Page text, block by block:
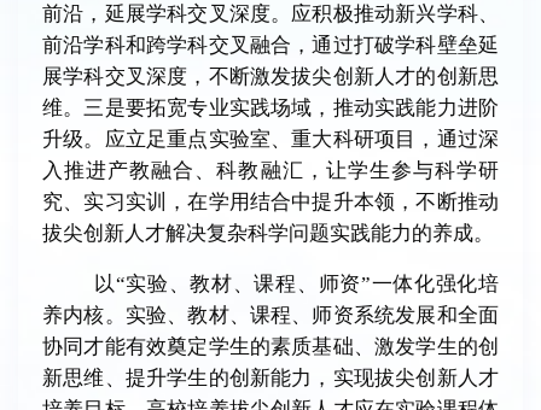
前沿，延展学科交叉深度。应积极推动新兴学科、
前沿学科和跨学科交叉融合，通过打破学科壁垒延
展学科交叉深度，不断激发拔尖创新人才的创新思
维。三是要拓宽专业实践场域，推动实践能力进阶
升级。应立足重点实验室、重大科研项目，通过深
入推进产教融合、科教融汇，让学生参与科学研
究、实习实训，在学用结合中提升本领，不断推动
拔尖创新人才解决复杂科学问题实践能力的养成。
以“实验、教材、课程、师资”一体化强化培
养内核。实验、教材、课程、师资系统发展和全面
协同才能有效奠定学生的素质基础、激发学生的创
新思维、提升学生的创新能力，实现拔尖创新人才